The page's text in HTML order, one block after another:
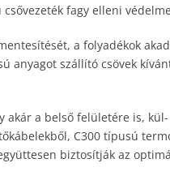
fagy elleni
a folyadékok
anyagot szállító csövek
akár a belső felületére is,
C300 típusú
biztosítják az